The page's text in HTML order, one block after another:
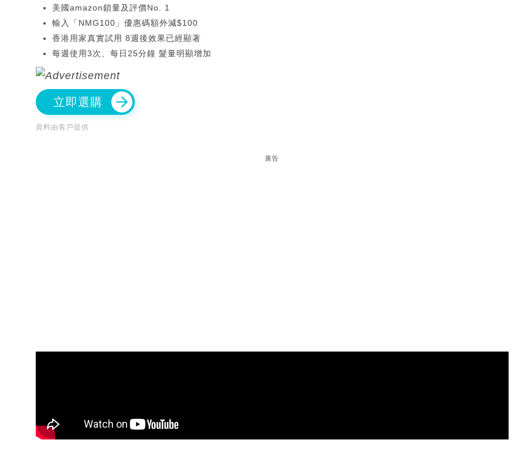
美國amazon鎖量及評價No. 1
輸入「NMG100」優惠碼額外減$100
香港用家真實試用 8週後效果已經顯著
每週使用3次、每日25分鐘 髮量明顯增加
立即選購
資料由客戶提供
廣告